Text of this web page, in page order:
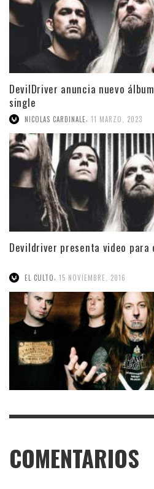
DevilDriver anuncia nuevo
single
NICOLAS CARDINALE, 11 MARZO, 2023
Devildriver presenta video para
EL CULTO 15 NOVIEMBRE, 2016
COMENTARIOS